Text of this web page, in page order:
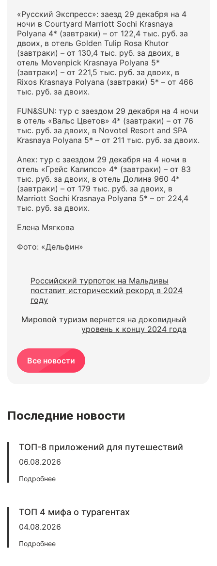
«Русский Экспресс»: заезд 29 декабря на 4
ночи в Courtyard Marriott Sochi Krasnaya
Polyana 4* (завтраки) – от 122,4 тыс. руб. за
двоих, в отель Golden Tulip Rosa Khutor
(завтраки) – от 130,4 тыс. руб. за двоих, в
отель Movenpick Krasnaya Polyana 5*
(завтраки) – от 221,5 тыс. руб. за двоих, в
Rixos Krasnaya Polyana (завтраки) 5* – от 466
тыс. руб. за двоих.
FUN&SUN: тур с заездом 29 декабря на 4 ночи
в отель «Вальс Цветов» 4* (завтраки) – от 76
тыс. руб. за двоих, в Novotel Resort and SPA
Krasnaya Polyana 5* – от 211 тыс. руб. за двоих.
Anex: тур с заездом 29 декабря на 4 ночи в
отель «Грейс Калипсо» 4* (завтраки) – от 83
тыс. руб. за двоих, в отель Долина 960 4*
(завтраки) – от 179 тыс. руб. за двоих, в
Marriott Sochi Krasnaya Polyana 5* – от 224,4
тыс. руб. за двоих.
Елена Мягкова
Фото: «Дельфин»
Российский турпоток на Мальдивы
поставит исторический рекорд в 2024
году
Мировой туризм вернется на доковидный
уровень к концу 2024 года
Все новости
Последние новости
ТОП-8 приложений для путешествий
06.08.2026
Подробнее
ТОП 4 мифа о турагентах
04.08.2026
Подробнее